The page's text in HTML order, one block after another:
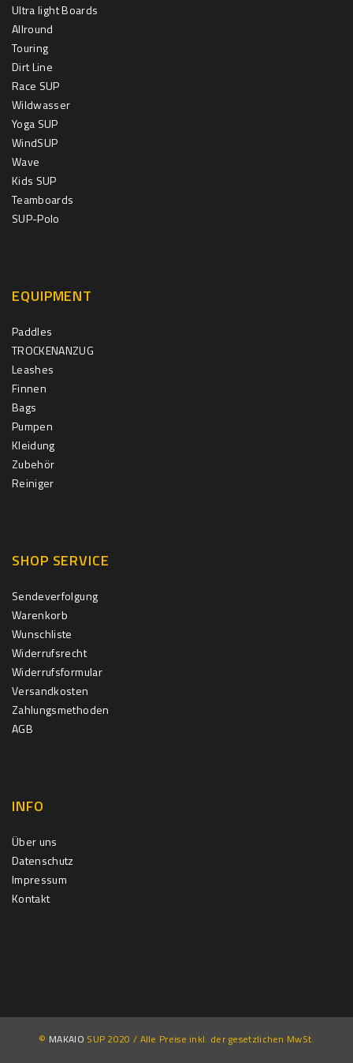
Ultra light Boards
Allround
Touring
Dirt Line
Race SUP
Wildwasser
Yoga SUP
WindSUP
Wave
Kids SUP
Teamboards
SUP-Polo
EQUIPMENT
Paddles
TROCKENANZUG
Leashes
Finnen
Bags
Pumpen
Kleidung
Zubehör
Reiniger
SHOP SERVICE
Sendeverfolgung
Warenkorb
Wunschliste
Widerrufsrecht
Widerrufsformular
Versandkosten
Zahlungsmethoden
AGB
INFO
Über uns
Datenschutz
Impressum
Kontakt
© MAKAIO SUP 2020 / Alle Preise inkl. der gesetzlichen MwSt.